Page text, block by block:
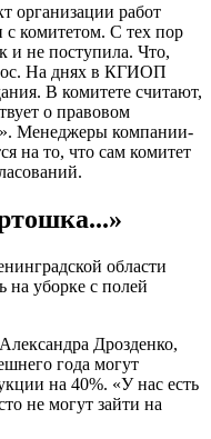
организации работ
с комитетом. С тех пор
и не поступила. Что,
На днях в КГИОП
В комитете считают,
о правовом
Менеджеры компании-
на то, что сам комитет
области
на уборке с полей
Дрозденко,
года могут
на 40%. «У нас есть
не могут зайти на